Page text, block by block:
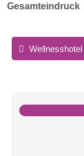
Gesamteindruck
Wellnesshotel